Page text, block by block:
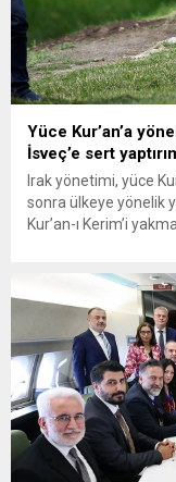
Yüce Kur’an’a
İsveç’e sert
Irak yönetimi, yüce
sonra ülkeye yönelik
Kur’an-ı Kerim’i
Stockholm
ayaklarının...